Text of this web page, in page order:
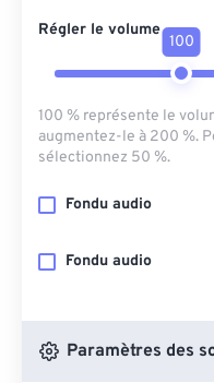
Régler le volume
100
100 % représente le
augmentez-le à 200 %.
sélectionnez 50 %.
Fondu audio
Fondu audio
Paramètres des